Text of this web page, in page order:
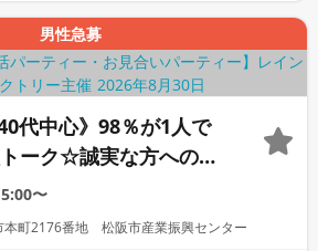
男性急募
代中心》98％が1人で
ーク☆誠実な方への婚
〜
本町2176番地 松阪市産業振興センター